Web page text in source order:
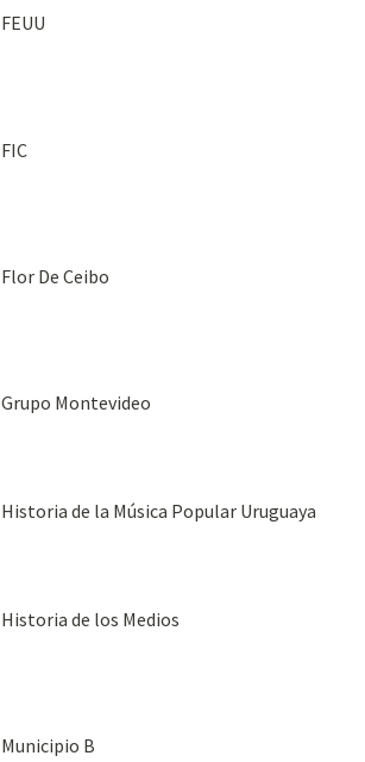
FEUU
FIC
Flor De Ceibo
Grupo Montevideo
Historia de la Música Popular Uruguaya
Historia de los Medios
Municipio B